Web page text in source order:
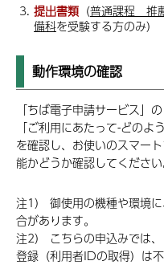
提出書類 （普通課程 推
備科を受験する方のみ）
動作環境の確認
「ちば電子申請サービス」
「ご利用にあたって-どのよ
を確認し、お使いのスマー
能かどうか確認してください
注1） 御使用の機種や環境
合があります。
注2） こちらの申込みでは
登録（利用者IDの取得）は不